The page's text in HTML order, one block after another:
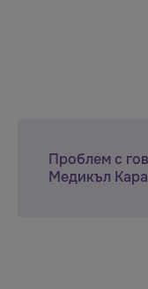
Проблем с
Медикъл